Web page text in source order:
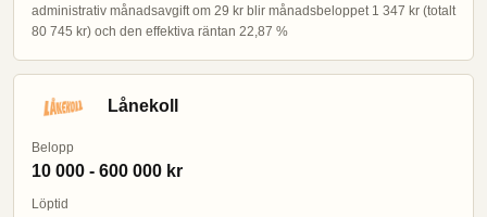
administrativ månadsavgift om 29 kr blir månadsbeloppet 1 347 kr (totalt
80 745 kr) och den effektiva räntan 22,87 %
Lånekoll
Belopp
10 000 - 600 000 kr
Löptid